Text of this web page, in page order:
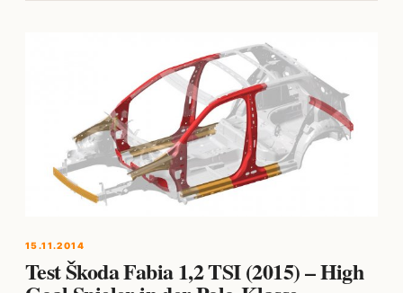
15.11.2014
Test Škoda Fabia 1,2 TSI (2015) – High